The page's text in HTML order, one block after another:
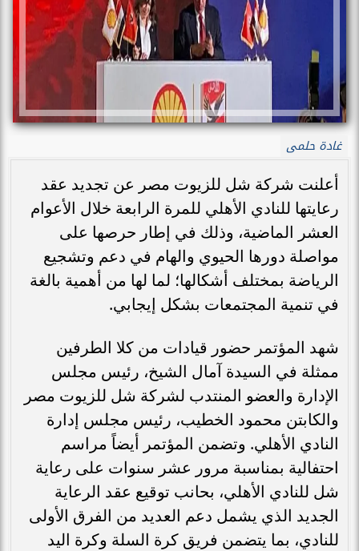
غادة حلمى
أعلنت شركة شل للزيوت مصر عن تجديد عقد
رعايتها للنادي الأهلي للمرة الرابعة خلال الأعوام
العشر الماضية، وذلك في إطار حرصها على
مواصلة دورها الحيوي والهام في دعم وتشجيع
الرياضة بمختلف أشكالها؛ لما لها من أهمية بالغة
في تنمية المجتمعات بشكل إيجابي.
شهد المؤتمر حضور قيادات من كلا الطرفين
ممثلة في السيدة آمال الشيخ، رئيس مجلس
الإدارة والعضو المنتدب لشركة شل للزيوت مصر
والكابتن محمود الخطيب، رئيس مجلس إدارة
النادي الأهلي. وتضمن المؤتمر أيضاً مراسم
احتفالية بمناسبة مرور عشر سنوات على رعاية
شل للنادي الأهلي، بحانب توقيع عقد الرعاية
الجديد الذي يشمل دعم العديد من الفرق الأولى
للنادي، بما يتضمن فريق كرة السلة وكرة اليد